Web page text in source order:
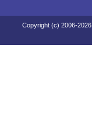
Copyright (c) 2006-